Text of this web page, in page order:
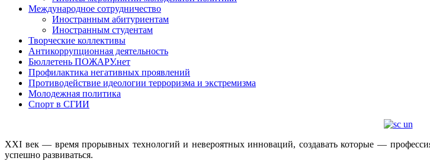
Международное сотрудничество
Иностранным абитуриентам
Иностранным студентам
Творческие коллективы
Антикоррупционная деятельность
Бюллетень ПОЖАРУ.нет
Профилактика негативных проявлений
Противодействие идеологии терроризма и экстремизма
Молодежная политика
Спорт в СГИИ
XXI век — время прорывных технологий и невероятных инноваций, создавать которые —
успешно развиваться.